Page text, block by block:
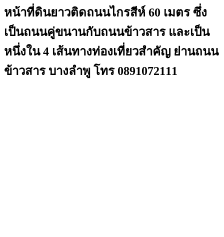
หน้าที่ดินยาวติดถนนไกรสีห์ 60 เมตร ซึ่ง
เป็นถนนคู่ขนานกับถนนข้าวสาร และเป็น
หนึ่งใน 4 เส้นทางท่องเที่ยวสำคัญ ย่านถนน
ข้าวสาร บางลำพู โทร 0891072111